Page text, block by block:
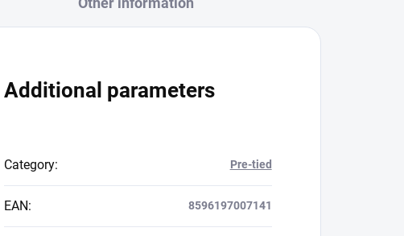
Additional parameters
Category: Pre-tied
EAN: 8596197007141